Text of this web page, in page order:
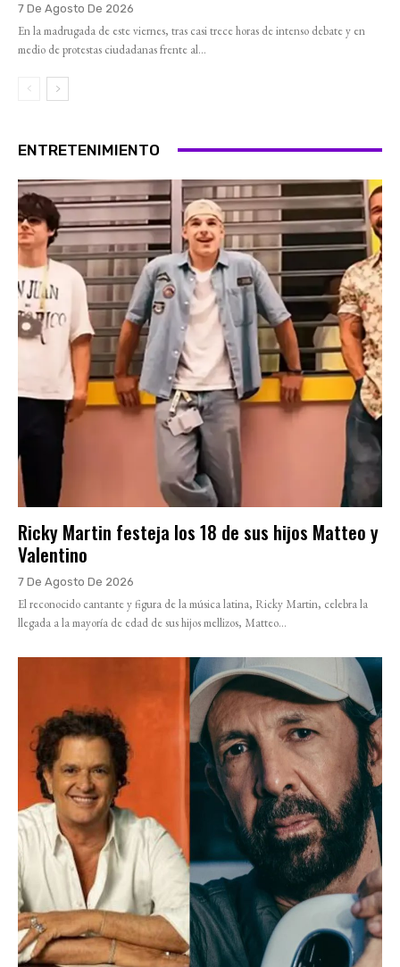
7 De Agosto De 2026
En la madrugada de este viernes, tras casi trece horas de intenso debate y en
medio de protestas ciudadanas frente al...
ENTRETENIMIENTO
Ricky Martin festeja los 18 de sus hijos Matteo y
Valentino
7 De Agosto De 2026
El reconocido cantante y figura de la música latina, Ricky Martin, celebra la
llegada a la mayoría de edad de sus hijos mellizos, Matteo...